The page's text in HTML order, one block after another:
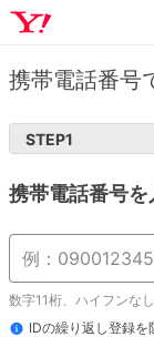
携帯電話番号
STEP1
携帯電話番号を
数字11桁、ハイフンな
IDの繰り返し登録